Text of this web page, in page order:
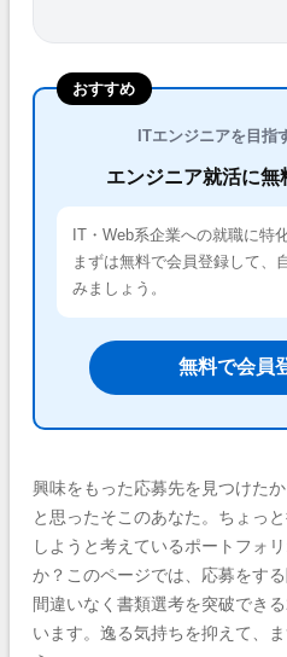
おすすめ
ITエンジニアを目指
エンジニア就活に無
IT・Web系企業への就職に特
まずは無料で会員登録して、
みましょう。
無料で会員
興味をもった応募先を見つけた
と思ったそこのあなた。ちょっ
しようと考えているポートフォ
か？このページでは、応募をす
間違いなく書類選考を突破でき
います。逸る気持ちを抑えて、